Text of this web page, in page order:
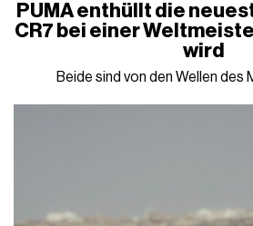
PUMA enthüllt die
CR7 bei einer
wird
Beide sind von den Wellen des